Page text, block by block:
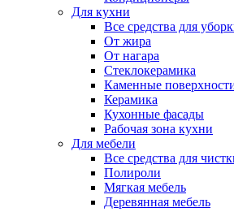
Для кухни
Все средства для
От жира
От нагара
Стеклокерамика
Каменные
Керамика
Кухонные фасады
Рабочая зона кухни
Для мебели
Все средства для
Полироли
Мягкая мебель
Деревянная мебель